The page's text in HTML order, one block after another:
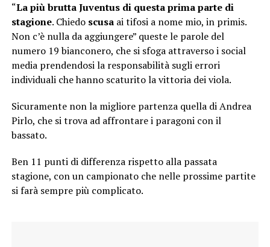
“La più brutta Juventus di questa prima parte di
stagione. Chiedo scusa ai tifosi a nome mio, in primis.
Non c’è nulla da aggiungere” queste le parole del
numero 19 bianconero, che si sfoga attraverso i social
media prendendosi la responsabilità sugli errori
individuali che hanno scaturito la vittoria dei viola.
Sicuramente non la migliore partenza quella di Andrea
Pirlo, che si trova ad affrontare i paragoni con il
bassato.
Ben 11 punti di differenza rispetto alla passata
stagione, con un campionato che nelle prossime partite
si farà sempre più complicato.